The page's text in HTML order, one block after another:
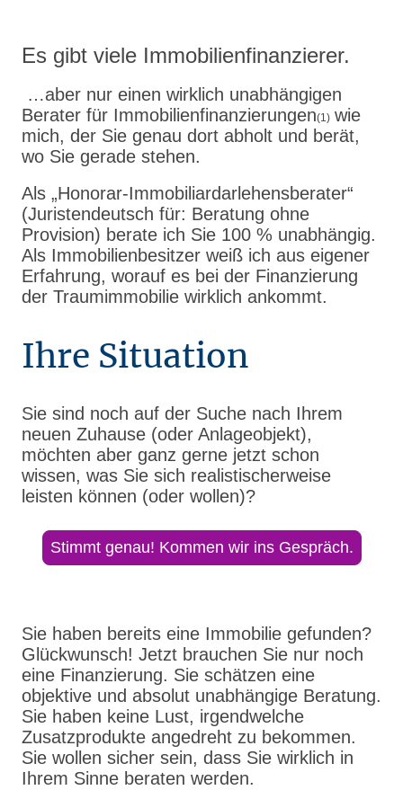
Es gibt viele Immobilienfinanzierer.
…aber nur einen wirklich unabhängigen
Berater für Immobilienfinanzierungen(1) wie
mich, der Sie genau dort abholt und berät,
wo Sie gerade stehen.
Als „Honorar-Immobiliardarlehensberater“
(Juristendeutsch für: Beratung ohne
Provision) berate ich Sie 100 % unabhängig.
Als Immobilienbesitzer weiß ich aus eigener
Erfahrung, worauf es bei der Finanzierung
der Traumimmobilie wirklich ankommt.
Ihre Situation
Sie sind noch auf der Suche nach Ihrem
neuen Zuhause (oder Anlageobjekt),
möchten aber ganz gerne jetzt schon
wissen, was Sie sich realistischerweise
leisten können (oder wollen)?
Stimmt genau! Kommen wir ins Gespräch.
Sie haben bereits eine Immobilie gefunden?
Glückwunsch! Jetzt brauchen Sie nur noch
eine Finanzierung. Sie schätzen eine
objektive und absolut unabhängige Beratung.
Sie haben keine Lust, irgendwelche
Zusatzprodukte angedreht zu bekommen.
Sie wollen sicher sein, dass Sie wirklich in
Ihrem Sinne beraten werden.